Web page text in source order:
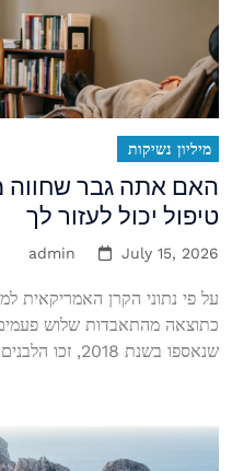
מיליון נשיקות
האם אתה גבר שחווה
טיפול יכול לעזור לך
admin July 15, 2026
על פי נתוני הקרן האמריקאית
כתוצאה מהתאבדות שלוש פעמים
שנאספו בשנת 2018, זכו הלבנים לגילוי של כ-69.67%...